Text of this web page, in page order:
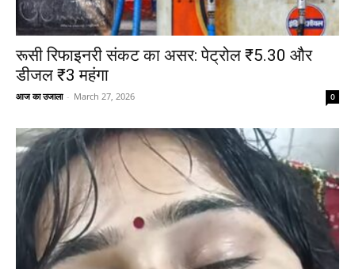
रूसी रिफाइनरी संकट का असर: पेट्रोल ₹5.30 और
डीजल ₹3 महंगा
आज का उजाला - March 27, 2026 0